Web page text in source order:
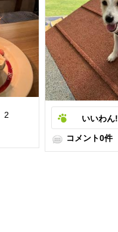
2 いいわん!
コメント0件